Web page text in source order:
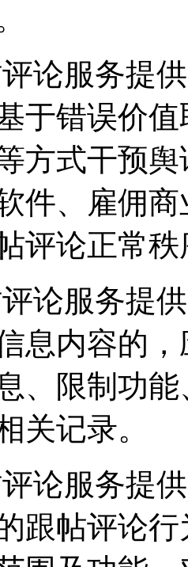
论服务提
于错误价
方式干预
件、雇佣
评论正常
论服务提
息内容的
、限制功
关记录。
论服务提
跟帖评论